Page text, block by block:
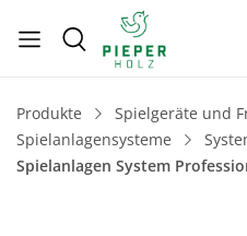
Produkte
Spielgeräte und
Spielanlagensysteme
Spielanlagen System